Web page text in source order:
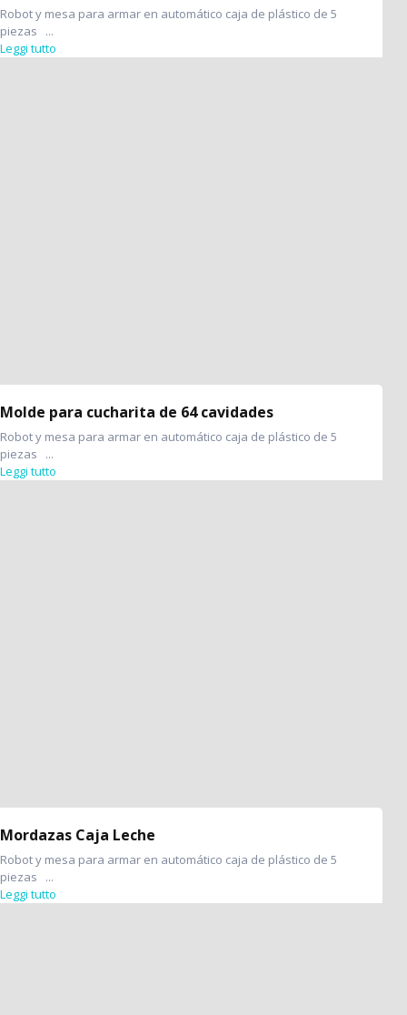
Robot y mesa para armar en automático caja de plástico de 5
piezas ...
Leggi tutto
Molde para cucharita de 64 cavidades
Robot y mesa para armar en automático caja de plástico de 5
piezas ...
Leggi tutto
Mordazas Caja Leche
Robot y mesa para armar en automático caja de plástico de 5
piezas ...
Leggi tutto